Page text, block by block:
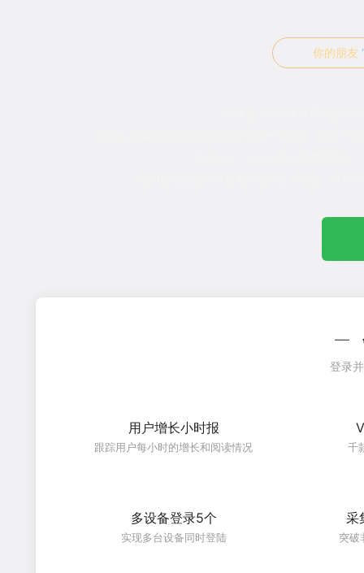
你的朋友
登录
用户增长小时报
跟踪用户每小时的增长和阅读情况 千
多设备登录5个
实现多台设备同时登陆
采
突破